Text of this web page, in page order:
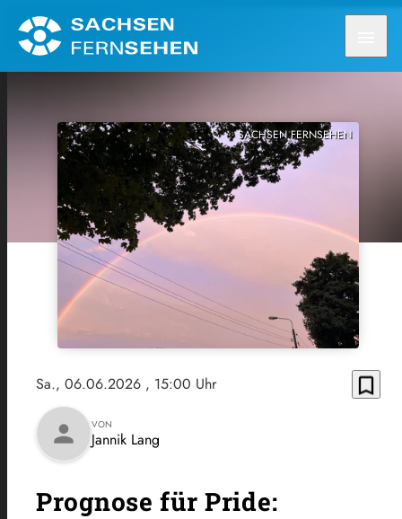
SACHSEN FERNSEHEN
Sa., 06.06.2026 , 15:00 Uhr bookmark_border
person VON
Jannik Lang
Prognose für Pride: